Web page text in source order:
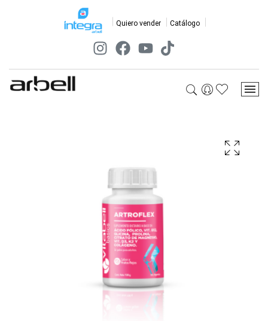
Quiero vender Catálogo